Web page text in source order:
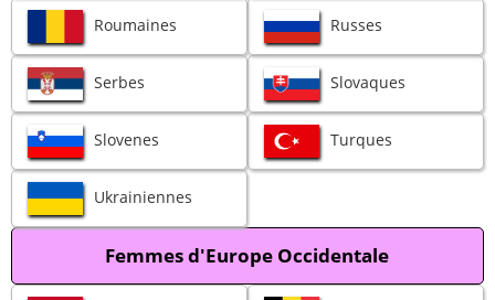
Roumaines Russes
Serbes Slovaques
Slovenes Turques
Ukrainiennes
Femmes d'Europe Occidentale